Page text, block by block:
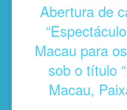
Abertura de
Macau para
sob o título
Macau,